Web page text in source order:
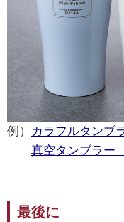
例）
カラフルタンブ
真空タンブラー
最後に